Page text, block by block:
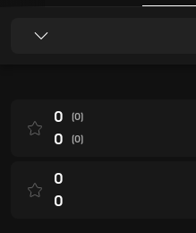
(0)
0
(0)
0
0
0